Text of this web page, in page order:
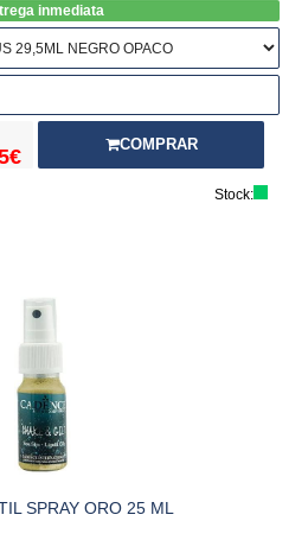
inmediata
COMPRAR
Stock:
SPRAY ORO 25 ML